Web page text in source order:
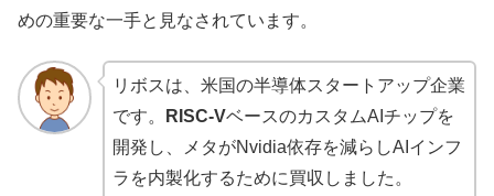
めの重要な一手と見なされています。
リボスは、米国の半導体スタートアップ企業
です。
RISC-VベースのカスタムAIチップを
開発し、メタがNvidia依存を減らしAIインフ
ラを内製化するために買収しました。